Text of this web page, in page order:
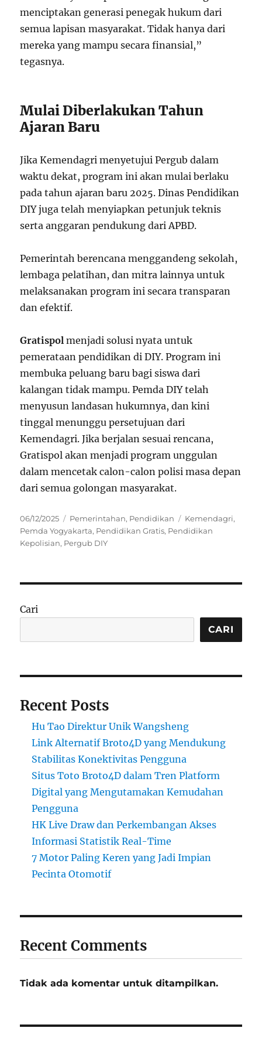
menciptakan generasi penegak hukum dari
semua lapisan masyarakat. Tidak hanya dari
mereka yang mampu secara finansial,”
tegasnya.
Mulai Diberlakukan Tahun
Ajaran Baru
Jika Kemendagri menyetujui Pergub dalam
waktu dekat, program ini akan mulai berlaku
pada tahun ajaran baru 2025. Dinas Pendidikan
DIY juga telah menyiapkan petunjuk teknis
serta anggaran pendukung dari APBD.
Pemerintah berencana menggandeng sekolah,
lembaga pelatihan, dan mitra lainnya untuk
melaksanakan program ini secara transparan
dan efektif.
Gratispol menjadi solusi nyata untuk
pemerataan pendidikan di DIY. Program ini
membuka peluang baru bagi siswa dari
kalangan tidak mampu. Pemda DIY telah
menyusun landasan hukumnya, dan kini
tinggal menunggu persetujuan dari
Kemendagri. Jika berjalan sesuai rencana,
Gratispol akan menjadi program unggulan
dalam mencetak calon-calon polisi masa depan
dari semua golongan masyarakat.
Posted
on
06/12/2025 Categories
Pemerintahan, Pendidikan Tags
Kemendagri,
Pemda Yogyakarta, Pendidikan Gratis, Pendidikan
Kepolisian, Pergub DIY
Cari
CARI
Recent Posts
Hu Tao Direktur Unik Wangsheng
Link Alternatif Broto4D yang Mendukung
Stabilitas Konektivitas Pengguna
Situs Toto Broto4D dalam Tren Platform
Digital yang Mengutamakan Kemudahan
Pengguna
HK Live Draw dan Perkembangan Akses
Informasi Statistik Real-Time
7 Motor Paling Keren yang Jadi Impian
Pecinta Otomotif
Recent Comments
Tidak ada komentar untuk ditampilkan.